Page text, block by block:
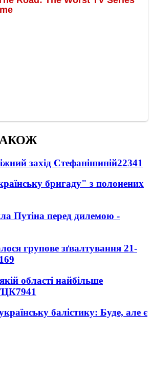
захід Стефанішиній22341
бригаду" з полонених
Путіна перед дилемою -
групове зґвалтування 21-
області найбільше
7941
балістику: Буде, але є